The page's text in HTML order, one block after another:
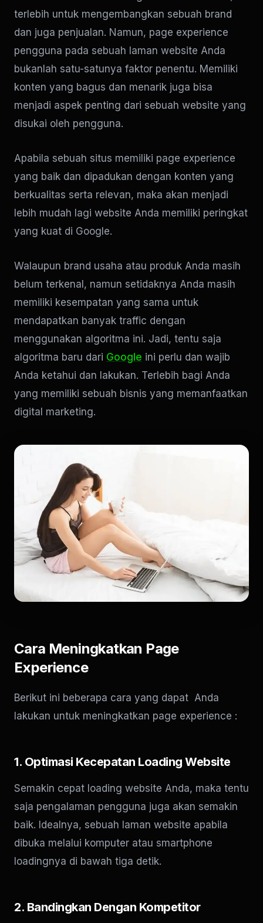
terlebih untuk mengembangkan sebuah brand
dan juga penjualan. Namun, page experience
pengguna pada sebuah laman website Anda
bukanlah satu-satunya faktor penentu. Memiliki
konten yang bagus dan menarik juga bisa
menjadi aspek penting dari sebuah website yang
disukai oleh pengguna.
Apabila sebuah situs memiliki page experience
yang baik dan dipadukan dengan konten yang
berkualitas serta relevan, maka akan menjadi
lebih mudah lagi website Anda memiliki peringkat
yang kuat di Google.
Walaupun brand usaha atau produk Anda masih
belum terkenal, namun setidaknya Anda masih
memiliki kesempatan yang sama untuk
mendapatkan banyak traffic dengan
menggunakan algoritma ini. Jadi, tentu saja
algoritma baru dari Google ini perlu dan wajib
Anda ketahui dan lakukan. Terlebih bagi Anda
yang memiliki sebuah bisnis yang memanfaatkan
digital marketing.
Cara Meningkatkan Page
Experience
Berikut ini beberapa cara yang dapat Anda
lakukan untuk meningkatkan page experience :
1. Optimasi Kecepatan Loading Website
Semakin cepat loading website Anda, maka tentu
saja pengalaman pengguna juga akan semakin
baik. Idealnya, sebuah laman website apabila
dibuka melalui komputer atau smartphone
loadingnya di bawah tiga detik.
2. Bandingkan Dengan Kompetitor